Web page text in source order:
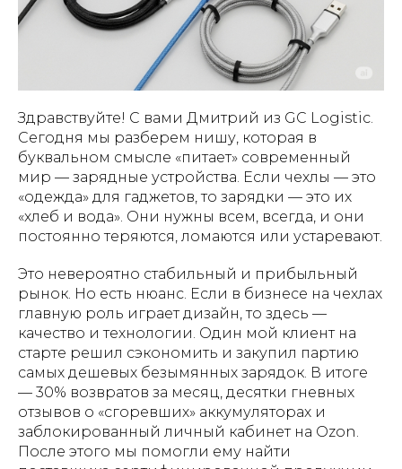
Здравствуйте! С вами Дмитрий из GC Logistic.
Сегодня мы разберем нишу, которая в
буквальном смысле «питает» современный
мир — зарядные устройства. Если чехлы — это
«одежда» для гаджетов, то зарядки — это их
«хлеб и вода». Они нужны всем, всегда, и они
постоянно теряются, ломаются или устаревают.
Это невероятно стабильный и прибыльный
рынок. Но есть нюанс. Если в бизнесе на чехлах
главную роль играет дизайн, то здесь —
качество и технологии. Один мой клиент на
старте решил сэкономить и закупил партию
самых дешевых безымянных зарядок. В итоге
— 30% возвратов за месяц, десятки гневных
отзывов о «сгоревших» аккумуляторах и
заблокированный личный кабинет на Ozon.
После этого мы помогли ему найти